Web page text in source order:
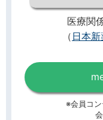
医療関
（ 日本
※会員コン